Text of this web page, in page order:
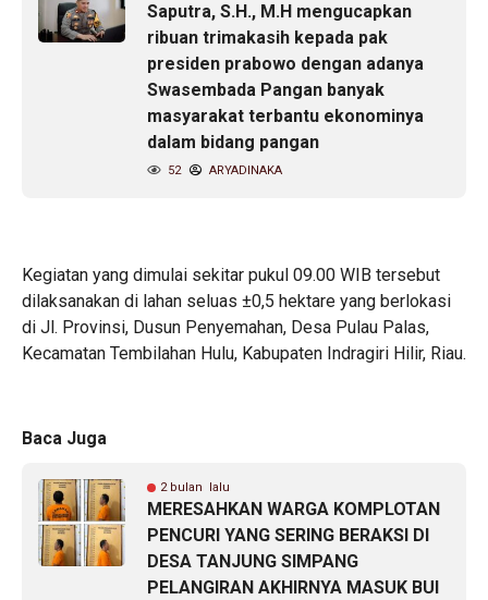
Saputra, S.H., M.H mengucapkan
ribuan trimakasih kepada pak
presiden prabowo dengan adanya
Swasembada Pangan banyak
masyarakat terbantu ekonominya
dalam bidang pangan
52 ARYADINAKA
Kegiatan yang dimulai sekitar pukul 09.00 WIB tersebut
dilaksanakan di lahan seluas ±0,5 hektare yang berlokasi
di Jl. Provinsi, Dusun Penyemahan, Desa Pulau Palas,
Kecamatan Tembilahan Hulu, Kabupaten Indragiri Hilir, Riau.
Baca Juga
2 bulan lalu
MERESAHKAN WARGA KOMPLOTAN
PENCURI YANG SERING BERAKSI DI
DESA TANJUNG SIMPANG
PELANGIRAN AKHIRNYA MASUK BUI